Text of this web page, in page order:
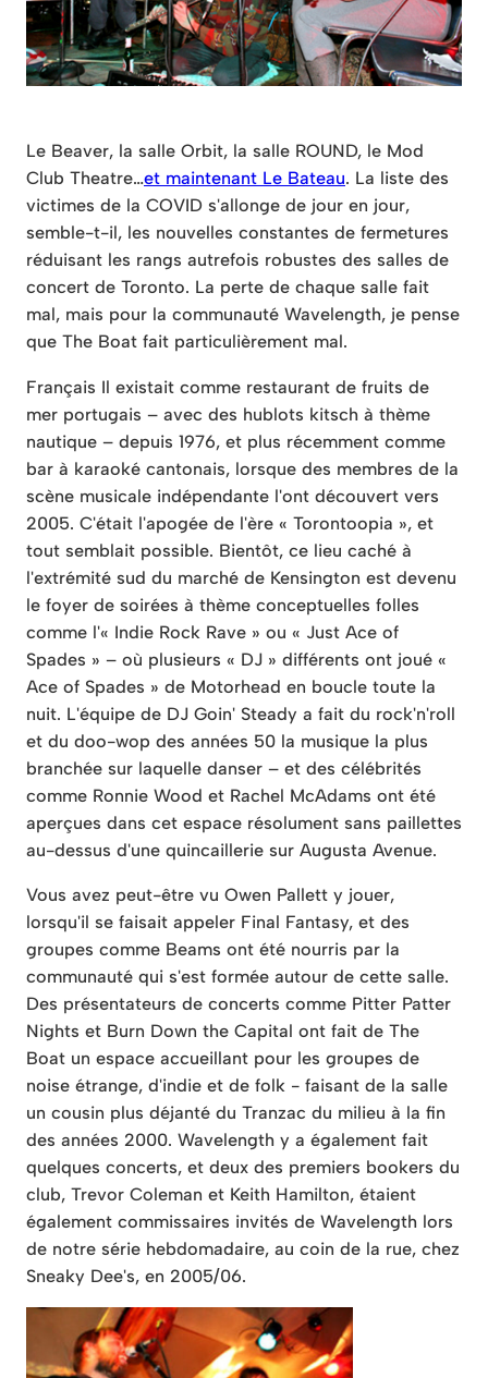
Le Beaver, la salle Orbit, la salle ROUND, le Mod
Club Theatre…et maintenant Le Bateau. La liste des
victimes de la COVID s'allonge de jour en jour,
semble-t-il, les nouvelles constantes de fermetures
réduisant les rangs autrefois robustes des salles de
concert de Toronto. La perte de chaque salle fait
mal, mais pour la communauté Wavelength, je pense
que The Boat fait particulièrement mal.
Français Il existait comme restaurant de fruits de
mer portugais – avec des hublots kitsch à thème
nautique – depuis 1976, et plus récemment comme
bar à karaoké cantonais, lorsque des membres de la
scène musicale indépendante l'ont découvert vers
2005. C'était l'apogée de l'ère « Torontoopia », et
tout semblait possible. Bientôt, ce lieu caché à
l'extrémité sud du marché de Kensington est devenu
le foyer de soirées à thème conceptuelles folles
comme l'« Indie Rock Rave » ou « Just Ace of
Spades » – où plusieurs « DJ » différents ont joué «
Ace of Spades » de Motorhead en boucle toute la
nuit. L'équipe de DJ Goin' Steady a fait du rock'n'roll
et du doo-wop des années 50 la musique la plus
branchée sur laquelle danser – et des célébrités
comme Ronnie Wood et Rachel McAdams ont été
aperçues dans cet espace résolument sans paillettes
au-dessus d'une quincaillerie sur Augusta Avenue.
Vous avez peut-être vu Owen Pallett y jouer,
lorsqu'il se faisait appeler Final Fantasy, et des
groupes comme Beams ont été nourris par la
communauté qui s'est formée autour de cette salle.
Des présentateurs de concerts comme Pitter Patter
Nights et Burn Down the Capital ont fait de The
Boat un espace accueillant pour les groupes de
noise étrange, d'indie et de folk - faisant de la salle
un cousin plus déjanté du Tranzac du milieu à la fin
des années 2000. Wavelength y a également fait
quelques concerts, et deux des premiers bookers du
club, Trevor Coleman et Keith Hamilton, étaient
également commissaires invités de Wavelength lors
de notre série hebdomadaire, au coin de la rue, chez
Sneaky Dee's, en 2005/06.